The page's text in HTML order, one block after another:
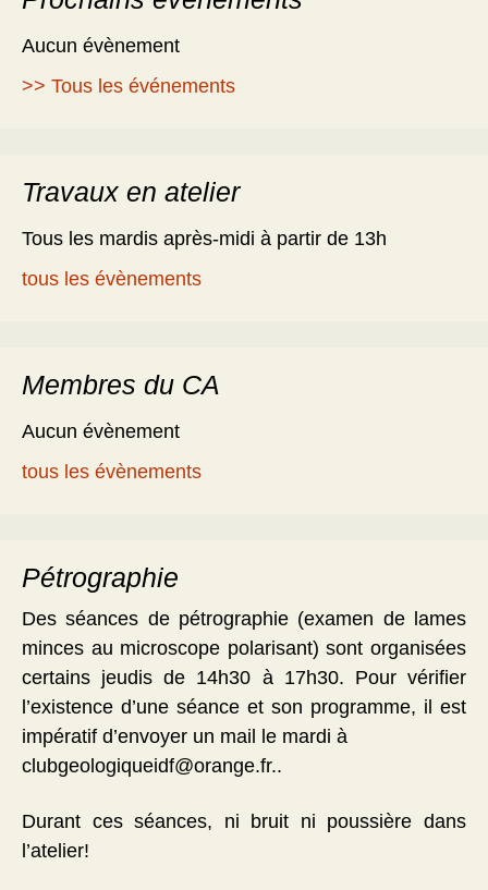
Aucun évènement
>> Tous les événements
Travaux en atelier
Tous les mardis après-midi à partir de 13h
tous les évènements
Membres du CA
Aucun évènement
tous les évènements
Pétrographie
Des séances de pétrographie (examen de lames
minces au microscope polarisant) sont organisées
certains jeudis de 14h30 à 17h30. Pour vérifier
l’existence d’une séance et son programme, il est
impératif d’envoyer un mail le mardi à
clubgeologiqueidf@orange.fr..
Durant ces séances, ni bruit ni poussière dans
l’atelier!